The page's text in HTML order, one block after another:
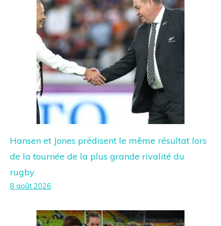
Hansen et Jones prédisent le même résultat lors
de la tournée de la plus grande rivalité du
rugby
8 août 2026